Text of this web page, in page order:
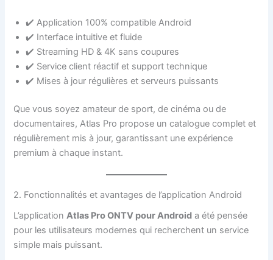
✔️ Application 100% compatible Android
✔️ Interface intuitive et fluide
✔️ Streaming HD & 4K sans coupures
✔️ Service client réactif et support technique
✔️ Mises à jour régulières et serveurs puissants
Que vous soyez amateur de sport, de cinéma ou de
documentaires, Atlas Pro propose un catalogue complet et
régulièrement mis à jour, garantissant une expérience
premium à chaque instant.
2. Fonctionnalités et avantages de l’application Android
L’applicationAtlas Pro ONTV pour Android a été pensée
pour les utilisateurs modernes qui recherchent un service
simple mais puissant.